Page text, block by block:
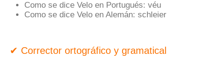
Como se dice Velo en Portugués: véu
Como se dice Velo en Alemán: schleier
✔ Corrector ortográfico y gramatical